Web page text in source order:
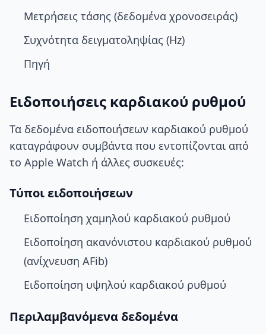
Μετρήσεις τάσης (δεδομένα χρονοσειράς)
Συχνότητα δειγματοληψίας (Hz)
Πηγή
Ειδοποιήσεις καρδιακού ρυθμού
Τα δεδομένα ειδοποιήσεων καρδιακού ρυθμού
καταγράφουν συμβάντα που εντοπίζονται από
το Apple Watch ή άλλες συσκευές:
Τύποι ειδοποιήσεων
Ειδοποίηση χαμηλού καρδιακού ρυθμού
Ειδοποίηση ακανόνιστου καρδιακού ρυθμού
(ανίχνευση AFib)
Ειδοποίηση υψηλού καρδιακού ρυθμού
Περιλαμβανόμενα δεδομένα